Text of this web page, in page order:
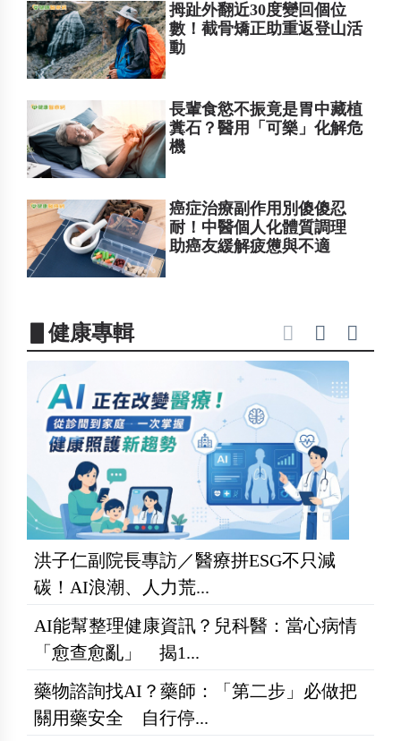
拇趾外翻近30度變回個位
數！截骨矯正助重返登山活
動
長輩食慾不振竟是胃中藏植
糞石？醫用「可樂」化解危
機
癌症治療副作用別傻傻忍
耐！中醫個人化體質調理
助癌友緩解疲憊與不適
▋健康專輯
洪子仁副院長專訪／醫療拼ESG不只減
碳！AI浪潮、人力荒...
AI能幫整理健康資訊？兒科醫：當心病情
「愈查愈亂」 揭1...
藥物諮詢找AI？藥師：「第二步」必做把
關用藥安全 自行停...